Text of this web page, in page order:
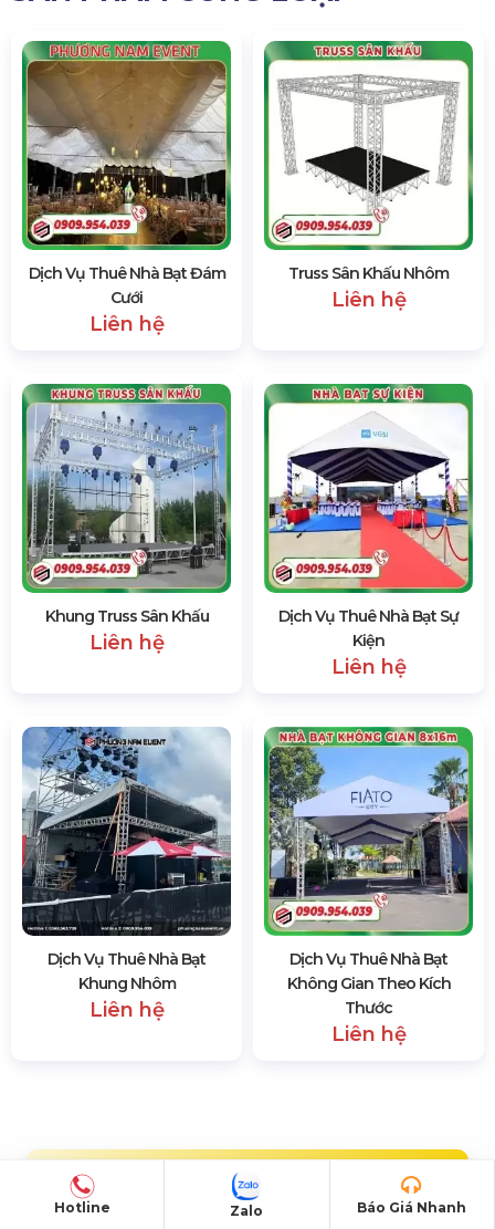
Dịch Vụ Thuê Nhà Bạt Đám
Cưới
Liên hệ
Truss Sân Khấu Nhôm
Liên hệ
Khung Truss Sân Khấu
Liên hệ
Dịch Vụ Thuê Nhà Bạt Sự
Kiện
Liên hệ
Dịch Vụ Thuê Nhà Bạt
Khung Nhôm
Liên hệ
Dịch Vụ Thuê Nhà Bạt
Không Gian Theo Kích
Thước
Liên hệ
LIÊN HỆ
Hotline Báo Giá Nhanh
Zalo